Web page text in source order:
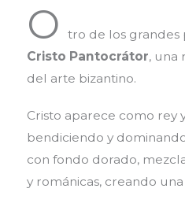
O
tro de los grandes
Cristo Pantocrátor, una
del arte bizantino.
Cristo aparece como rey
bendiciendo y
con fondo dorado,
y románicas, creando